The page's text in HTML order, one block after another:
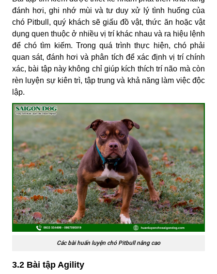
đánh hơi, ghi nhớ mùi và tư duy xử lý tình huống của
chó Pitbull, quý khách sẽ giấu đồ vật, thức ăn hoặc vật
dụng quen thuộc ở nhiều vị trí khác nhau và ra hiệu lệnh
để chó tìm kiếm. Trong quá trình thực hiện, chó phải
quan sát, đánh hơi và phân tích để xác định vị trí chính
xác, bài tập này không chỉ giúp kích thích trí não mà còn
rèn luyện sự kiên trì, tập trung và khả năng làm việc độc
lập.
Các bài huấn luyện chó Pitbull nâng cao
3.2 Bài tập Agility